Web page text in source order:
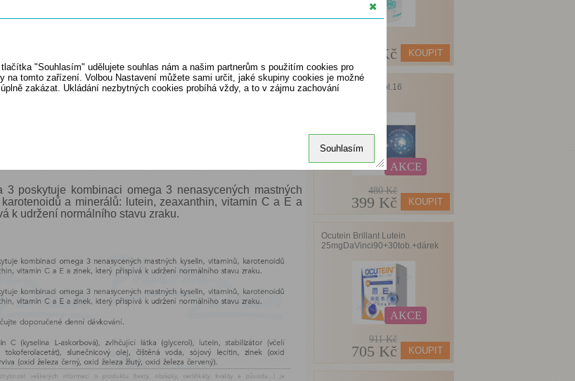
Cena: 631 Kč
3 poskytuje kombinaci omega 3 nenasycených mastných
a minerálů: lutein, zeaxanthin, vitamin C a E a
k udržení normálního stavu zraku.
1500 Kč
AKCE
Favea Bactoral tbl.16
480 Kč
399 Kč
AKCE
Ocutein Brillant Lutein
25mgDaVinci90+30tob.+dárek
911 Kč
705 Kč
"Souhlasím" udělujete souhlas nám a našim partnerům s použitím cookies pro
na tomto zařízení. Volbou Nastavení můžete sami určit, jaké skupiny cookies je možné
zakázat. Ukládání nezbytných cookies probíhá vždy, a to v zájmu zachování
Souhlasím